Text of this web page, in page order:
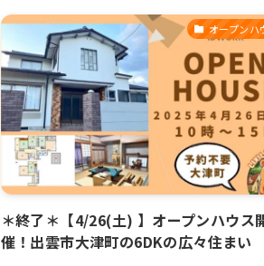
オープンハ
＊終了＊【4/26(土) 】オープンハウス
催！出雲市大津町の6DKの広々住まい